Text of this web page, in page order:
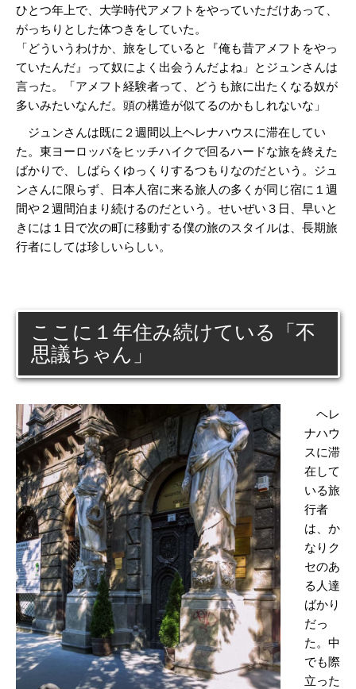
ひとつ年上で、大学時代アメフトをやっていただけあって、
がっちりとした体つきをしていた。
「どういうわけか、旅をしていると『俺も昔アメフトをやっ
ていたんだ』って奴によく出会うんだよね」とジュンさんは
言った。「アメフト経験者って、どうも旅に出たくなる奴が
多いみたいなんだ。頭の構造が似てるのかもしれないな」
ジュンさんは既に２週間以上ヘレナハウスに滞在してい
た。東ヨーロッパをヒッチハイクで回るハードな旅を終えた
ばかりで、しばらくゆっくりするつもりなのだという。ジュ
ンさんに限らず、日本人宿に来る旅人の多くが同じ宿に１週
間や２週間泊まり続けるのだという。せいぜい３日、早いと
きには１日で次の町に移動する僕の旅のスタイルは、長期旅
行者にしては珍しいらしい。
ここに１年住み続けている「不
思議ちゃん」
ヘレ
ナハウ
スに滞
在して
いる旅
行者
は、か
なりク
セのあ
る人達
ばかり
だっ
た。中
でも際
立った